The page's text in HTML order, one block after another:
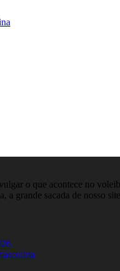
o que acontece no
grande sacada de nosso